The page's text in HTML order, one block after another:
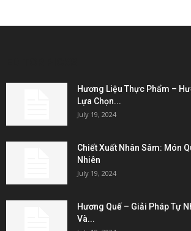
Hương Liệu Thực Phẩm –
Lựa Chọn...
July 19, 2024
Chiết Xuất Nhân Sâm: Món
Nhiên
July 19, 2024
Hương Quế – Giải Pháp Tự
Và...